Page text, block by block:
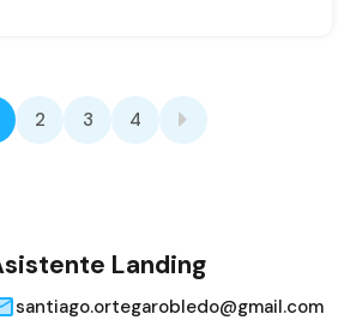
2 3 4
Landing
santiago.ortegarobledo@gmail.com